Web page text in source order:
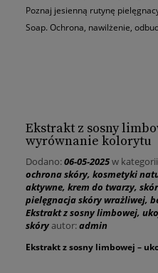
Poznaj jesienną rutynę
Soap. Ochrona, nawilżenie,
Ekstrakt z sosny
wyrównanie kolorytu
Dodano:06-05-2025w
ochrona skóry, kosmetyki
aktywne, krem do twarzy,
pielęgnacja skóry wrażliwej,
Ekstrakt z sosny limbowej,
skóryautor:admin
Ekstrakt z sosny limbowej –